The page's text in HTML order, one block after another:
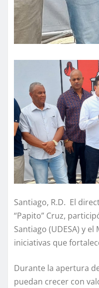
Santiago, R.D. El
“Papito” Cruz,
Santiago (UDESA) y
iniciativas que
Durante la apertura
puedan crecer con